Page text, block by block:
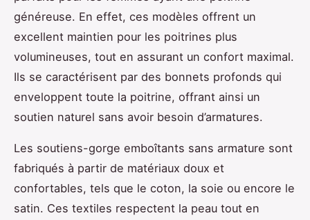
généreuse. En effet, ces modèles offrent un
excellent maintien pour les poitrines plus
volumineuses, tout en assurant un confort maximal.
Ils se caractérisent par des bonnets profonds qui
enveloppent toute la poitrine, offrant ainsi un
soutien naturel sans avoir besoin d’armatures.
Les soutiens-gorge emboîtants sans armature sont
fabriqués à partir de matériaux doux et
confortables, tels que le coton, la soie ou encore le
satin. Ces textiles respectent la peau tout en